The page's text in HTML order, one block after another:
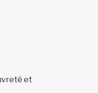
et